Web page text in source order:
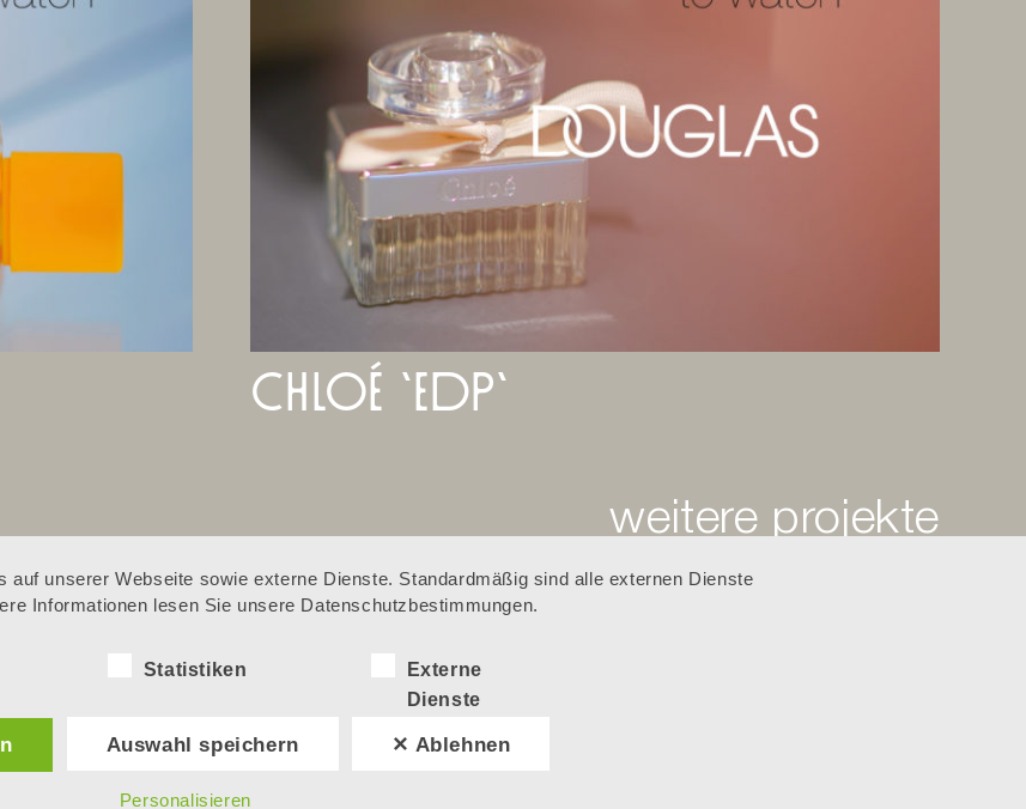
chloé ‘edp‘
ricoh ‘theta
360°‘
adidas
‘myshelter‘
auf unserer Webseite sowie externe Dienste. Standardmäßig sind alle externen Dienste
Informationen lesen Sie unsere Datenschutzbestimmungen.
Statistiken
Externe
Dienste
Auswahl speichern ✕ Ablehnen
Personalisieren